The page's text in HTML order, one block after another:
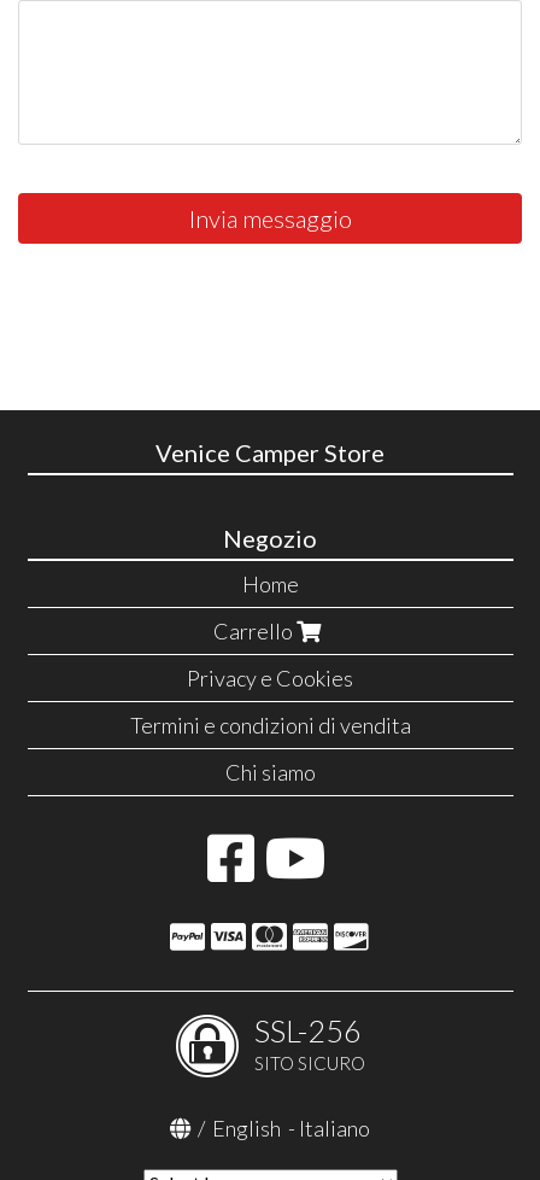
Invia messaggio
Venice Camper Store
Negozio
Home
Carrello
Privacy e Cookies
Termini e condizioni di vendita
Chi siamo
SSL-256
SITO SICURO
/ English - Italiano